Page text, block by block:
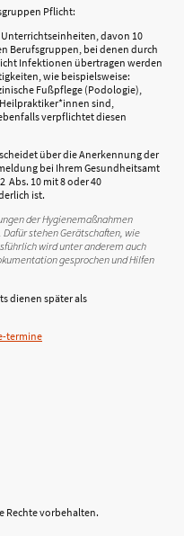
Pflicht:
Unterrichtseinheiten, davon 10
Berufsgruppen, bei denen durch
Infektionen übertragen werden
wie beispielsweise:
Fußpflege (Podologie),
sind,
verpflichtet diesen
über die Anerkennung der
bei Ihrem Gesundheitsamt
Abs. 10 mit 8 oder 40
ist.
der Hygienemaßnahmen
stehen Gerätschaften, wie
wird unter anderem auch
gesprochen und Hilfen
dienen später als
termine
Rechte vorbehalten.